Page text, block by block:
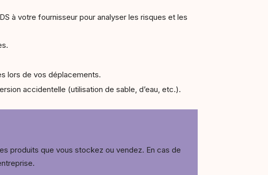
à votre fournisseur pour analyser les risques et les
lors de vos déplacements.
accidentelle (utilisation de sable, d’eau, etc.).
produits que vous stockez ou vendez. En cas de